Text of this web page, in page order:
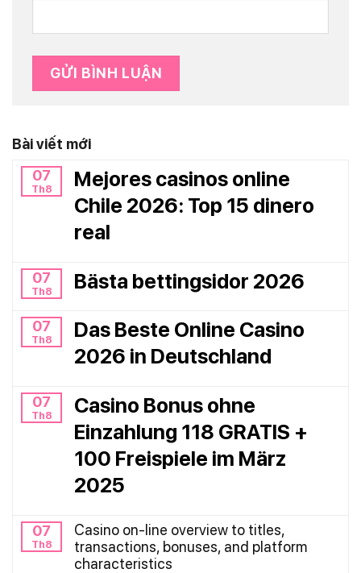
Bài viết mới
07
Th8
Mejores casinos online
Chile 2026: Top 15 dinero
real
07
Th8 Bästa bettingsidor 2026
07
Th8
Das Beste Online Casino
2026 in Deutschland
07
Th8
Casino Bonus ohne
Einzahlung 118 GRATIS +
100 Freispiele im März
2025
07
Th8
Casino on-line overview to titles,
transactions, bonuses, and platform
characteristics